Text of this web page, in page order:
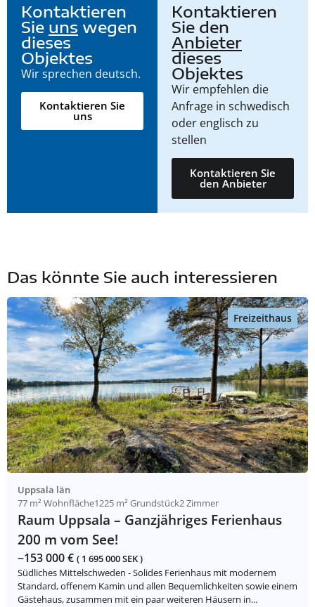
Kontaktieren
Sie uns wegen
dieses
Objektes
Wir sprechen deutsch.
Kontaktieren Sie
uns
Kontaktieren
Sie den
Anbieter
dieses
Objektes
Wir empfehlen die
Anfrage in schwedisch
oder englisch zu
stellen
Kontaktieren Sie
den Anbieter
Das könnte Sie auch interessieren
Freizeithaus
Uppsala län
77 m² Wohnfläche1225 m² Grundstück2 Zimmer
Raum Uppsala – Ganzjähriges Ferienhaus
200 m vom See!
~153 000 € ( 1 695 000 SEK )
Südliches Mittelschweden - Solides Ferienhaus mit modernem
Standard, offenem Kamin und allen Bequemlichkeiten sowie einem
Gästehaus, zusammen mit ein paar weiteren Häusern in...